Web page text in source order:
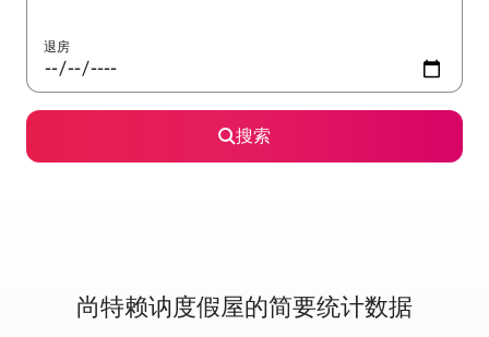
退房
搜索
尚特赖讷度假屋的简要统计数据